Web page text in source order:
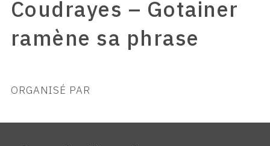
Coudrayes – Gotainer
ramène sa phrase
ORGANISÉ PAR